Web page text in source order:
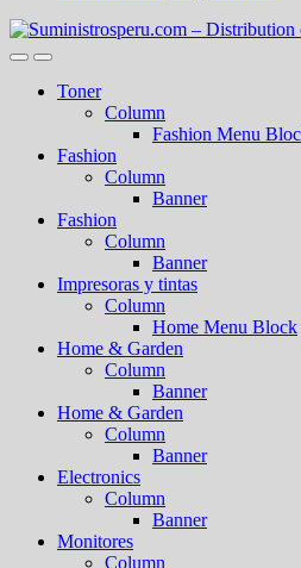
Toner
Column
Fashion Menu
Fashion
Column
Banner
Fashion
Column
Banner
Impresoras y tintas
Column
Home Menu Block
Home & Garden
Column
Banner
Home & Garden
Column
Banner
Electronics
Column
Banner
Monitores
Column